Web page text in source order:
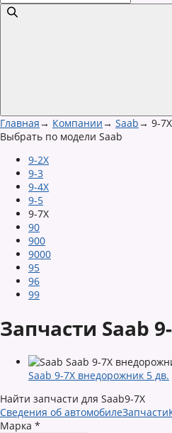
Главная→ Компании→ Saab→ 9-7X
Выбрать по модели Saab
9-2X
9-3
9-4X
9-5
9-7X
90
900
9000
95
96
99
Запчасти Saab
Saab 9-7X внедорожник 5 дв.
Найти запчасти для Saab9-7X
Сведения об автомобилеЗапчасти
Марка *